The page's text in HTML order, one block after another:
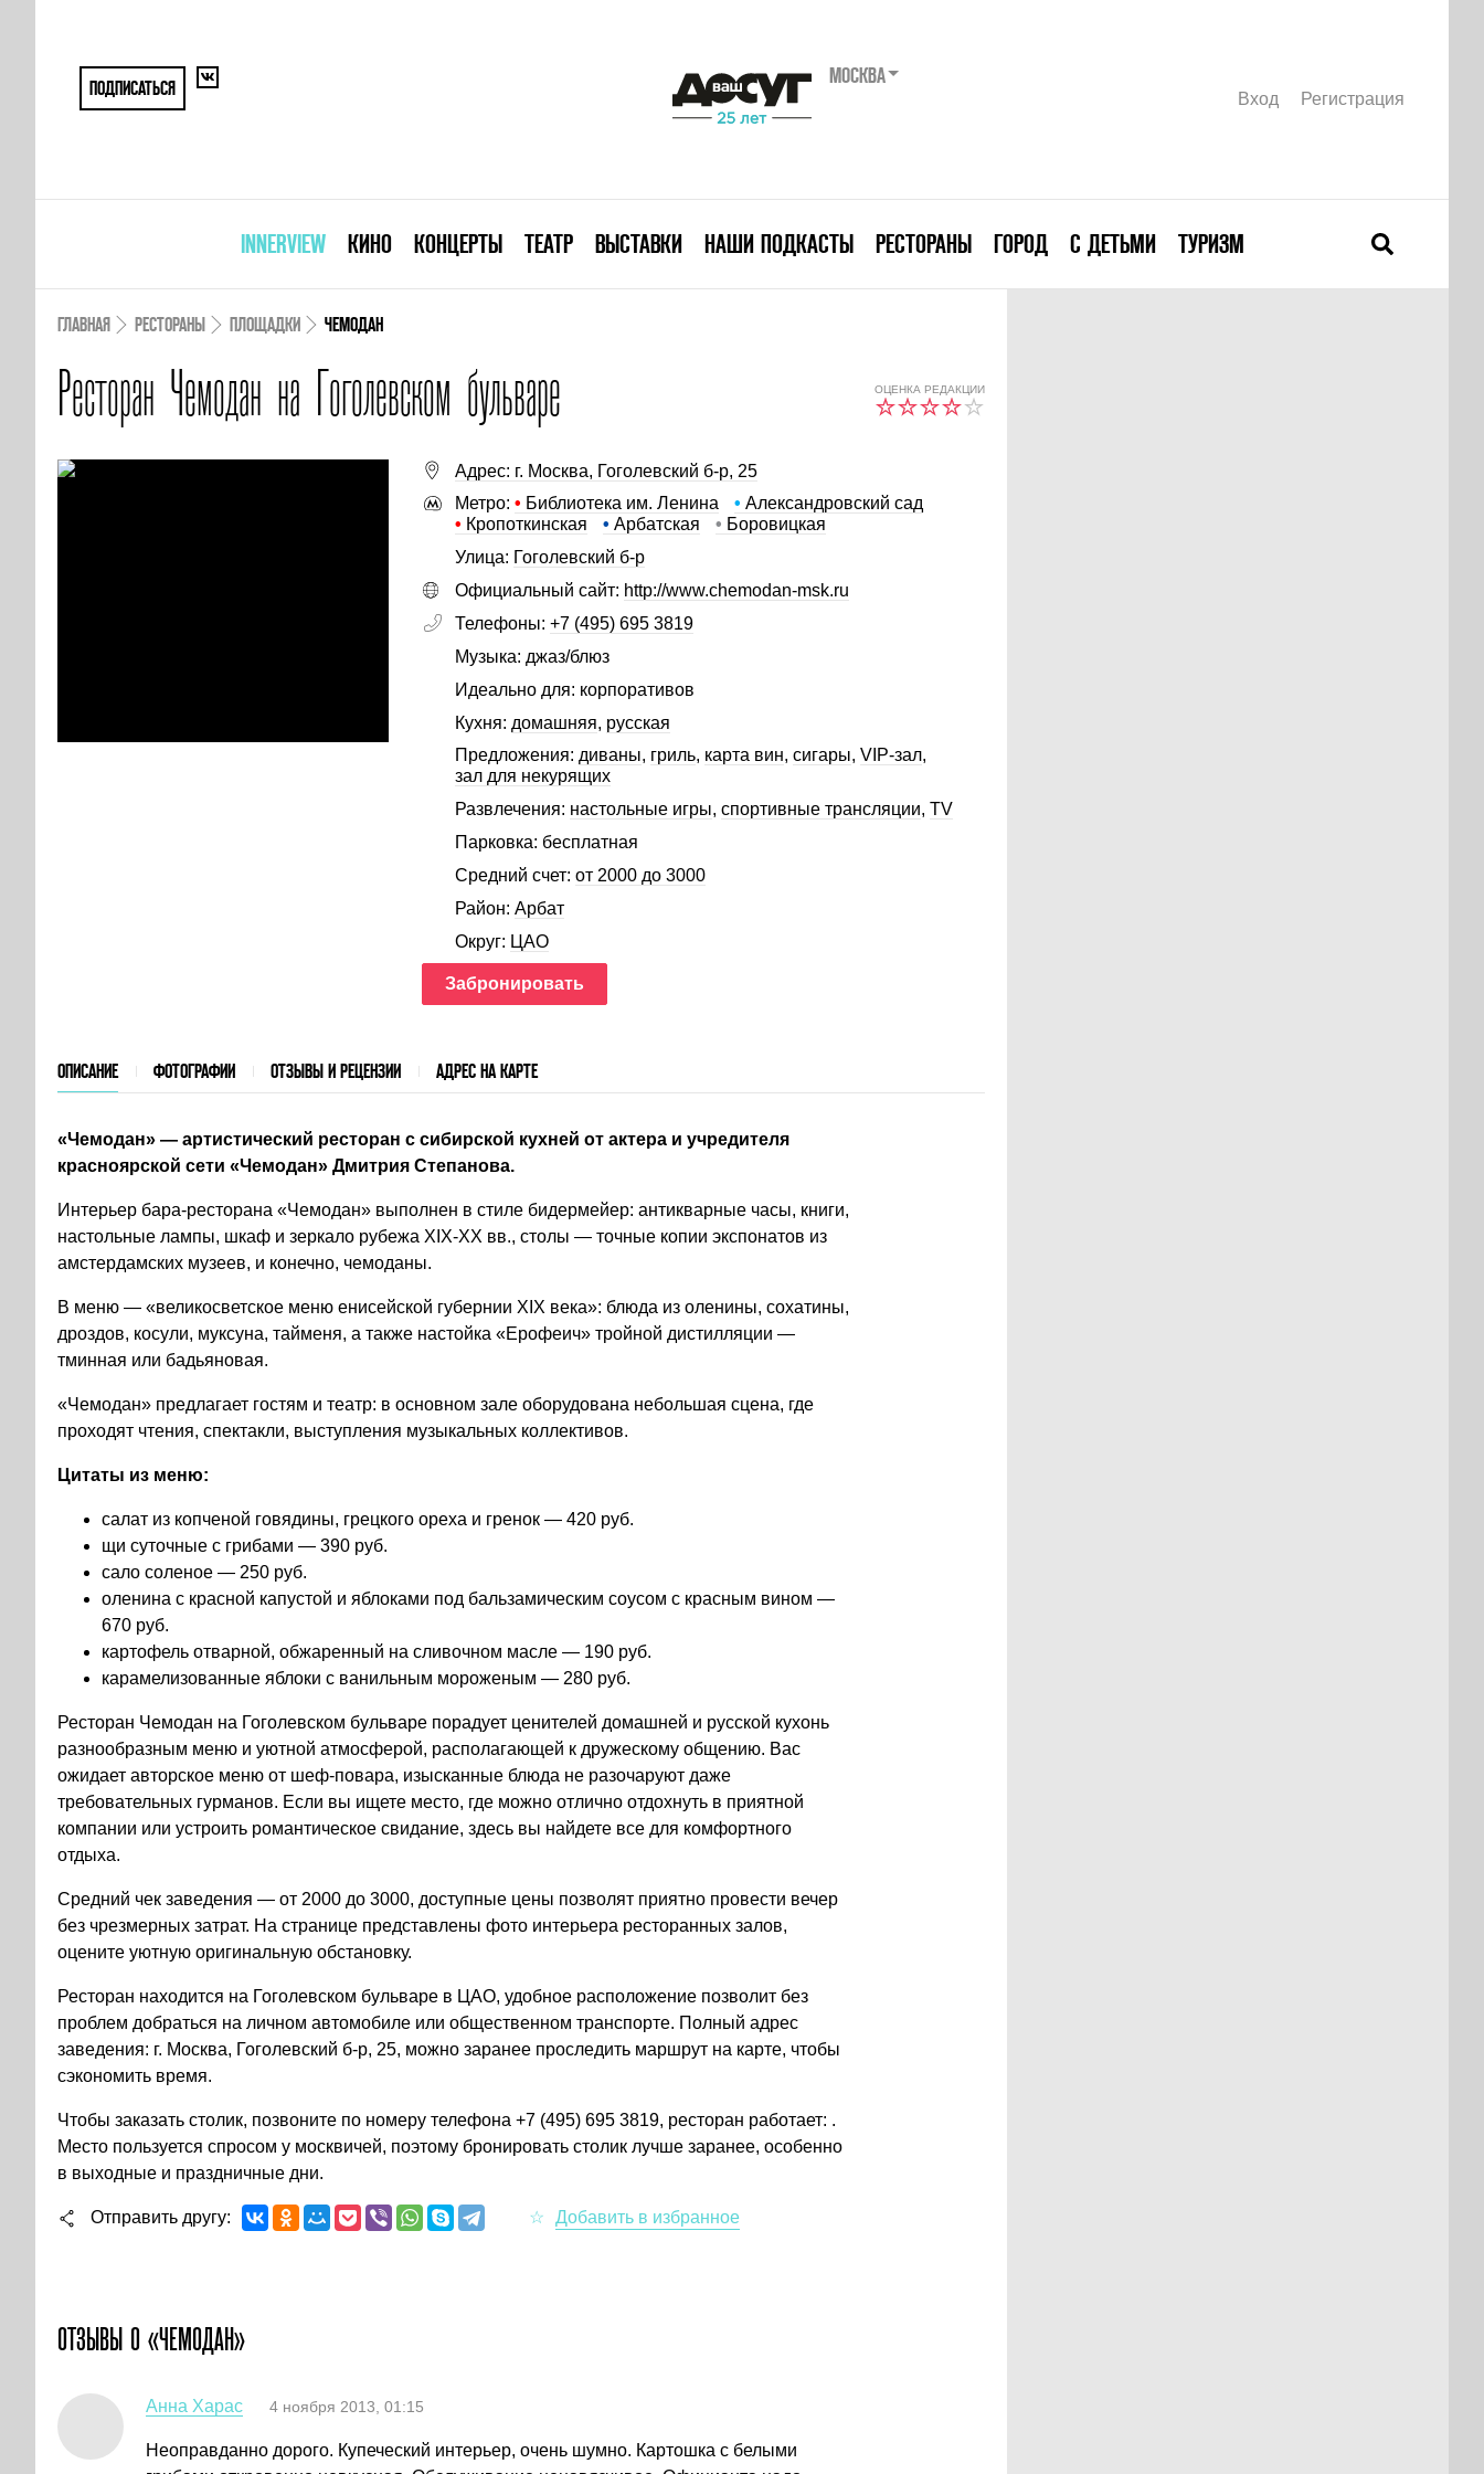
ПОДПИСАТЬСЯ
МОСКВА
Вход Регистрация
INNERVIEW КИНО КОНЦЕРТЫ ТЕАТР ВЫСТАВКИ НАШИ ПОДКАСТЫ РЕСТОРАНЫ ГОРОД С ДЕТЬМИ ТУРИЗМ
ГЛАВНАЯ РЕСТОРАНЫ ПЛОЩАДКИ ЧЕМОДАН
Ресторан Чемодан на Гоголевском бульваре ОЦЕНКА РЕДАКЦИИ
Адрес: г. Москва, Гоголевский б-р, 25
Метро: • Библиотека им. Ленина • Александровский сад
• Кропоткинская • Арбатская • Боровицкая
Улица: Гоголевский б-р
Официальный сайт: http://www.chemodan-msk.ru
Телефоны: +7 (495) 695 3819
Музыка: джаз/блюз
Идеально для: корпоративов
Кухня: домашняя, русская
Предложения: диваны, гриль, карта вин, сигары, VIP-зал,
зал для некурящих
Развлечения: настольные игры, спортивные трансляции, TV
Парковка: бесплатная
Средний счет: от 2000 до 3000
Район: Арбат
Округ: ЦАО
Забронировать
ОПИСАНИЕ ФОТОГРАФИИ ОТЗЫВЫ И РЕЦЕНЗИИ АДРЕС НА КАРТЕ
«Чемодан» — артистический ресторан с сибирской кухней от актера и учредителя
красноярской сети «Чемодан» Дмитрия Степанова.
Интерьер бара-ресторана «Чемодан» выполнен в стиле бидермейер: антикварные часы, книги,
настольные лампы, шкаф и зеркало рубежа XIХ-ХХ вв., столы — точные копии экспонатов из
амстердамских музеев, и конечно, чемоданы.
В меню — «великосветское меню енисейской губернии ХIX века»: блюда из оленины, сохатины,
дроздов, косули, муксуна, тайменя, а также настойка «Ерофеич» тройной дистилляции —
тминная или бадьяновая.
«Чемодан» предлагает гостям и театр: в основном зале оборудована небольшая сцена, где
проходят чтения, спектакли, выступления музыкальных коллективов.
Цитаты из меню:
салат из копченой говядины, грецкого ореха и гренок — 420 руб.
щи суточные с грибами — 390 руб.
сало соленое — 250 руб.
оленина с красной капустой и яблоками под бальзамическим соусом с красным вином —
670 руб.
картофель отварной, обжаренный на сливочном масле — 190 руб.
карамелизованные яблоки с ванильным мороженым — 280 руб.
Ресторан Чемодан на Гоголевском бульваре порадует ценителей домашней и русской кухонь
разнообразным меню и уютной атмосферой, располагающей к дружескому общению. Вас
ожидает авторское меню от шеф-повара, изысканные блюда не разочаруют даже
требовательных гурманов. Если вы ищете место, где можно отлично отдохнуть в приятной
компании или устроить романтическое свидание, здесь вы найдете все для комфортного
отдыха.
Средний чек заведения — от 2000 до 3000, доступные цены позволят приятно провести вечер
без чрезмерных затрат. На странице представлены фото интерьера ресторанных залов,
оцените уютную оригинальную обстановку.
Ресторан находится на Гоголевском бульваре в ЦАО, удобное расположение позволит без
проблем добраться на личном автомобиле или общественном транспорте. Полный адрес
заведения: г. Москва, Гоголевский б-р, 25, можно заранее проследить маршрут на карте, чтобы
сэкономить время.
Чтобы заказать столик, позвоните по номеру телефона +7 (495) 695 3819, ресторан работает: .
Место пользуется спросом у москвичей, поэтому бронировать столик лучше заранее, особенно
в выходные и праздничные дни.
Отправить другу
ОТЗЫВЫ О «ЧЕМОДАН»
Анна Харас 4 ноября 2013, 01:15
Неоправданно дорого. Купеческий интерьер, очень шумно. Картошка с белыми